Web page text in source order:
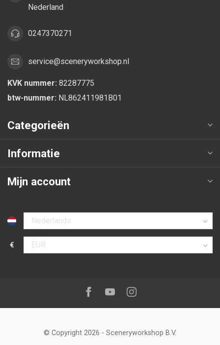
Nederland
0247370271
service@sceneryworkshop.nl
KVK nummer: 82287775
btw-nummer: NL862411981B01
Categorieën
Informatie
Mijn account
Selecteer taal
€
Selecteer valuta
Volg ons op:Facebook
YoutubeInstagram
© Copyright 2026 - Sceneryworkshop B.V.